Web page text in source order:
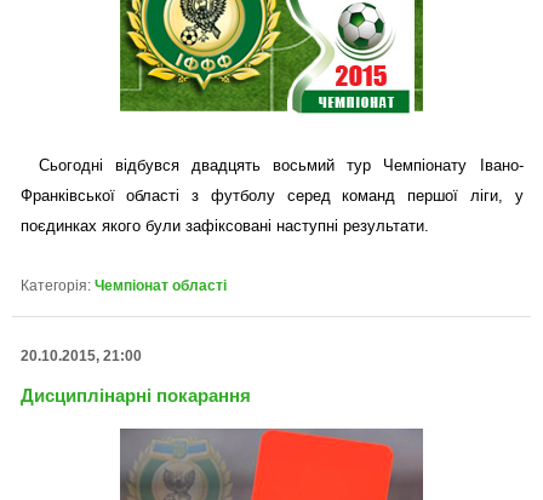
Сьогодні відбувся двадцять восьмий тур Чемпіонату Івано-
Франківської області з футболу серед команд першої ліги, у
поєдинках якого були зафіксовані наступні результати.
Категорія: Чемпіонат області
20.10.2015, 21:00
Дисциплінарні покарання